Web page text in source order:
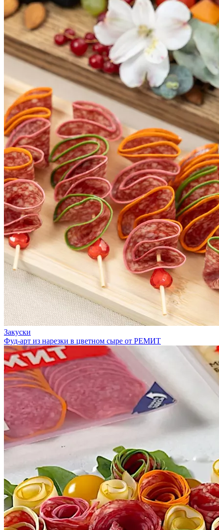
Закуски
Фуд-арт из нарезки в цветном сыре от РЕМИТ